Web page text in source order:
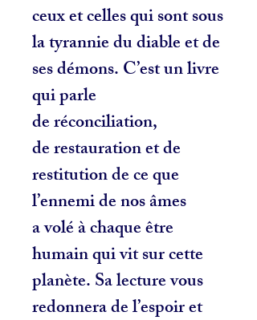
ceux et celles qui sont sous
la tyrannie du diable et de
ses démons. C’est un livre
qui parle
de réconciliation,
de restauration et de
restitution de ce que
l’ennemi de nos âmes
a volé à chaque être
humain qui vit sur cette
planète. Sa lecture vous
redonnera de l’espoir et